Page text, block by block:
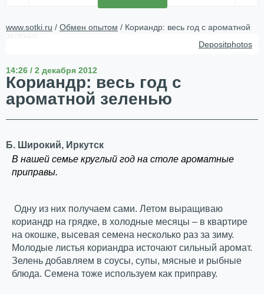
www.sotki.ru / Обмен опытом / Кориандр: весь год с ароматной
Depositphotos
14:26 / 2 декабря 2012
Кориандр: весь год с
ароматной зеленью
Б. Широкий, Иркутск
В нашей семье круглый год на столе ароматные
приправы.
Одну из них получаем сами. Летом выращиваю
кориандр на грядке, в холодные месяцы – в квартире
на окошке, высевая семена несколько раз за зиму.
Молодые листья кориандра источают сильный аромат.
Зелень добавляем в соусы, супы, мясные и рыбные
блюда. Семена тоже используем как приправу.